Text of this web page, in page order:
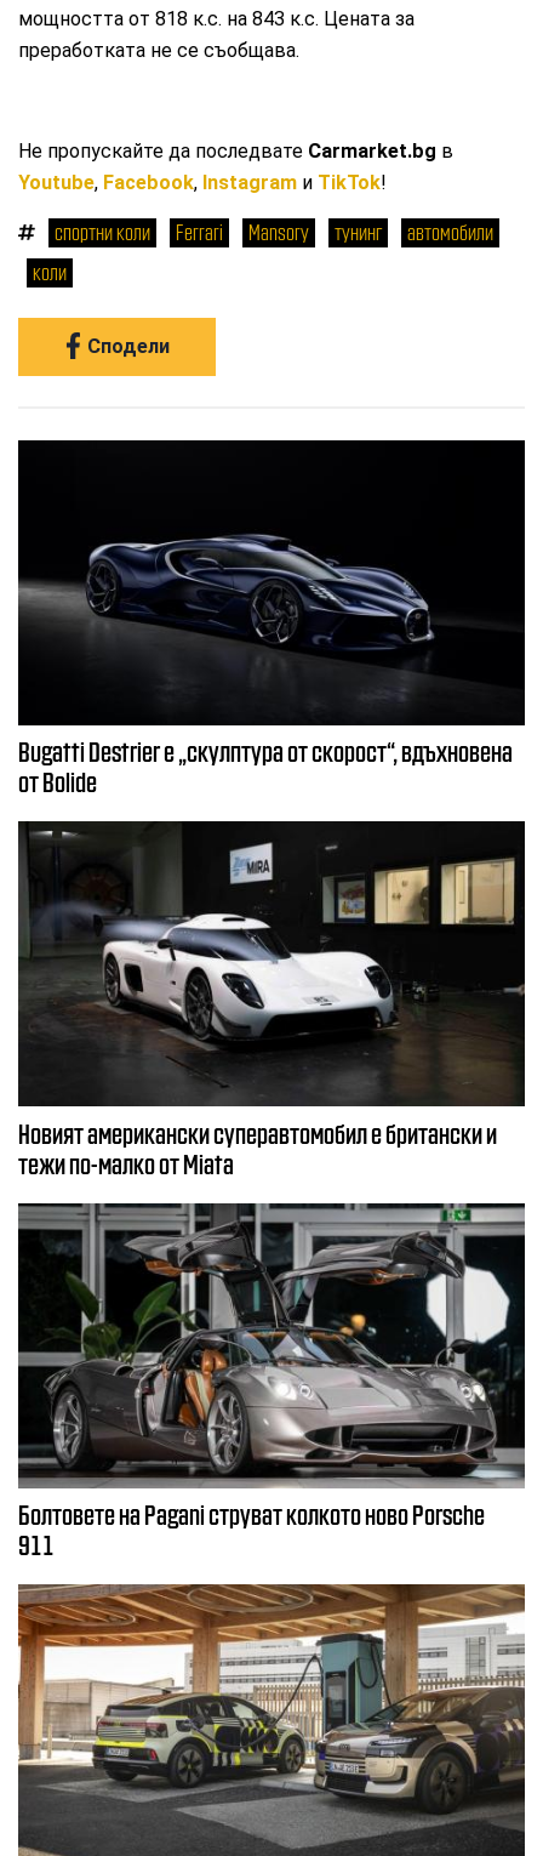
мощността от 818 к.с. на 843 к.с. Цената за
преработката не се съобщава.
Не пропускайте да последвате Carmarket.bg в
Youtube, Facebook, Instagram и TikTok!
спортни коли Ferrari Mansory тунинг
автомобили
коли
Сподели
Bugatti Destrier е „скулптура от скорост“, вдъхновена
от Bolide
Новият американски суперавтомобил е британски и
тежи по-малко от Miata
Болтовете на Pagani струват колкото ново Porsche
911